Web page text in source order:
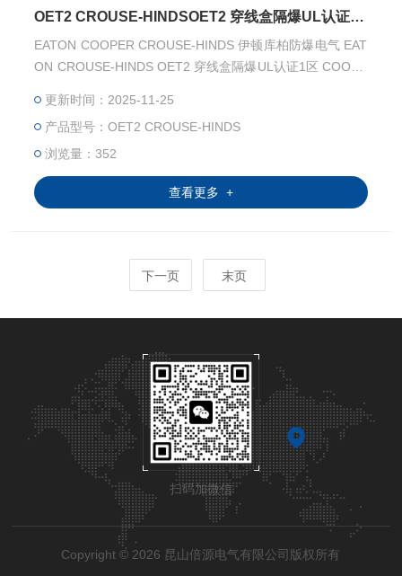
OET2 CROUSE-HINDSOET2 穿线盒隔爆UL认证1区
EATON COOPER CROUSE-HINDS 伊顿库柏防爆电气 EAT
ON CROUSE-HINDS OET2 穿线盒隔爆UL认证1区 COOPE
ROUSE-HINDS 总代理-Kunshan Beiyuan Electric Co.,Ltd
更新时间：2025-11-25
产品型号：OET2 CROUSE-HINDS
浏览量：352
查看更多 +
下一页 末页
扫码加微信
Copyright © 2026 昆山倍源电气有限公司版权所有